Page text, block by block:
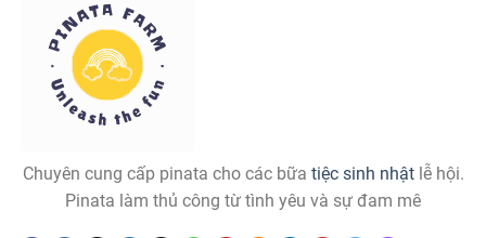
Chuyên cung cấp pinata cho các bữa tiệc sinh nhậtlễ hội.
Pinata làm thủ công từ tình yêu và sự đam mê